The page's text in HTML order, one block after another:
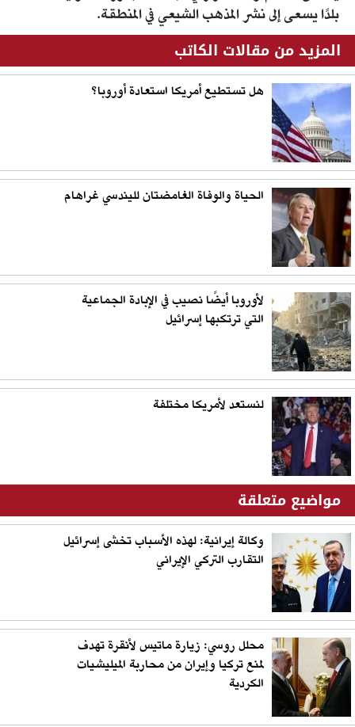
بلدًا يسعى إلى نشر المذهب الشيعي في المنطقة.
المزيد من مقالات الكاتب
هل تستطيع أمريكا استعادة أوروبا؟
الحياة والوفاة الغامضتان لليندسي غراهام
لأوروبا أيضًا نصيب في الإبادة الجماعية
التي ترتكبها إسرائيل
لنستعد لأمريكا مختلفة
مواضيع متعلقة
وكالة إيرانية: لهذه الأسباب تخشى إسرائيل
التقارب التركي الإيراني
محلل روسي: زيارة ماتيس لأنقرة تهدف
لمنع تركيا وإيران من محاربة الميليشيات
الكردية